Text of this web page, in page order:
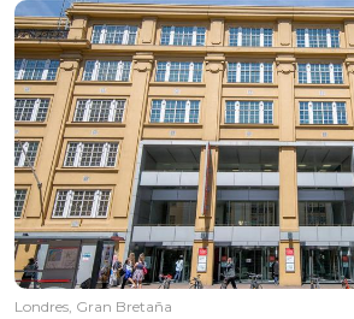
Londres, Gran Bretaña